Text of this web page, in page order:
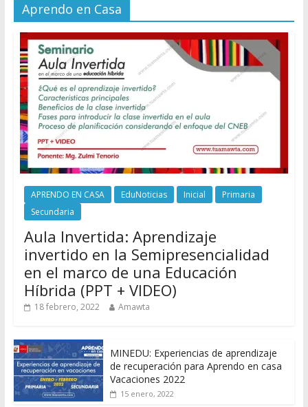
Aprendo en Casa
APRENDO EN CASA EduNoticias Inicial
Primaria
Secundaria
Aula Invertida: Aprendizaje
invertido en la Semipresencialidad
en el marco de una Educación
Híbrida (PPT + VIDEO)
18 febrero, 2022 Amawta
MINEDU: Experiencias de aprendizaje
de recuperación para Aprendo en casa
Vacaciones 2022
15 enero, 2022